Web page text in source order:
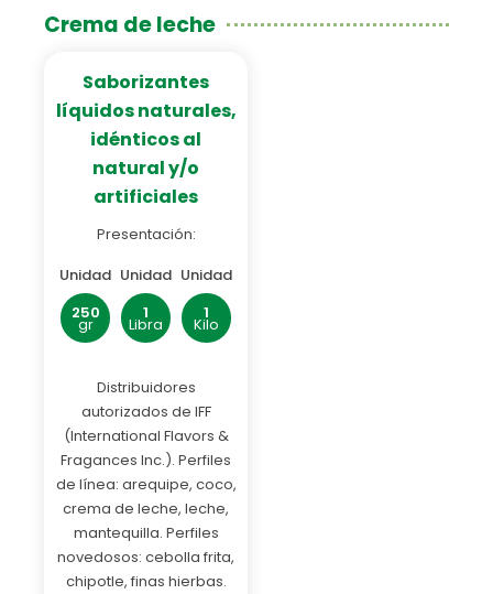
Crema de leche
Saborizantes
líquidos naturales,
idénticos al
natural y/o
artificiales
Presentación:
Unidad
250
gr
Unidad
1
Libra
Unidad
1
Kilo
Distribuidores
autorizados de IFF
(International Flavors &
Fragances Inc.). Perfiles
de línea: arequipe, coco,
crema de leche, leche,
mantequilla. Perfiles
novedosos: cebolla frita,
chipotle, finas hierbas.